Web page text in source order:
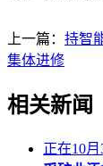
上一篇： 持智
集体进修
相关新闻
正在10